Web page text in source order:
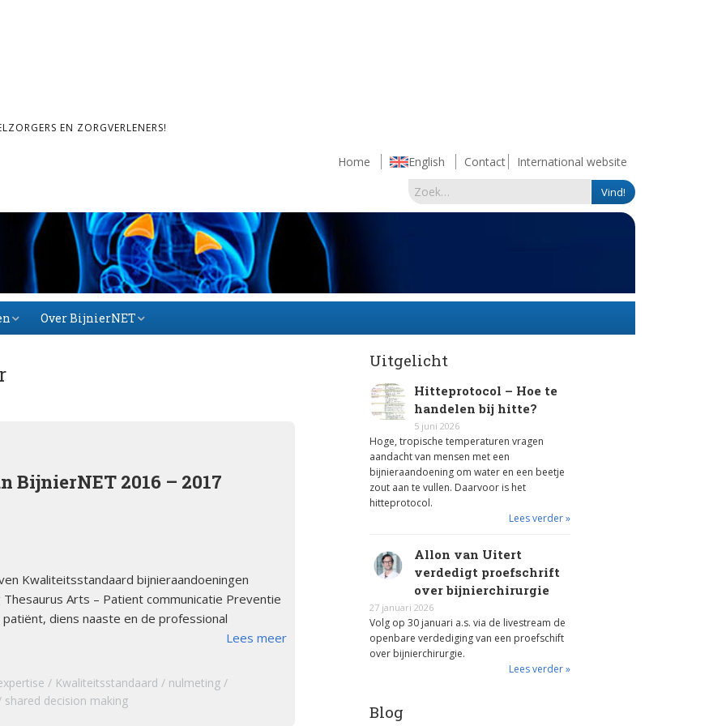
EN ZORGVERLENERS!
Home English Contact International website
Arbeid en
Over BijnierNET
Fondsen en sponsoren
BijnierNET 2016 – 2017
Kwaliteitsstandaard bijnieraandoeningen
Arts – Patient communicatie Preventie
diens naaste en de professional
Lees meer
Kwaliteitsstandaard
nulmeting
shared decision making
Uitgelicht
Hitteprotocol – Hoe te
handelen bij hitte?
5 juni 2026
Hoge, tropische temperaturen vragen
aandacht van mensen met een
bijnieraandoening om water en een beetje
zout aan te vullen. Daarvoor is het
hitteprotocol.
Lees verder »
Allon van Uitert
verdedigt proefschrift
over bijnierchirurgie
27 januari 2026
Volg op 30 januari a.s. via de livestream de
openbare verdediging van een proefschift
over bijnierchirurgie.
Lees verder »
Blog